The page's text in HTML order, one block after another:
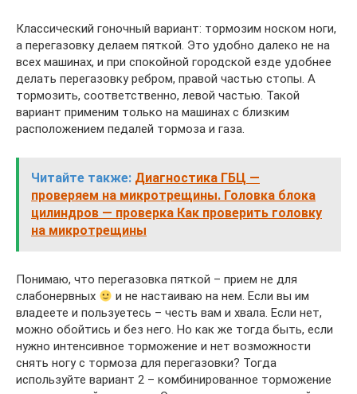
Классический гоночный вариант: тормозим носком ноги,
а перегазовку делаем пяткой. Это удобно далеко не на
всех машинах, и при спокойной городской езде удобнее
делать перегазовку ребром, правой частью стопы. А
тормозить, соответственно, левой частью. Такой
вариант применим только на машинах с близким
расположением педалей тормоза и газа.
Читайте также: Диагностика ГБЦ —
проверяем на микротрещины. Головка блока
цилиндров — проверка Как проверить головку
на микротрещины
Понимаю, что перегазовка пяткой – прием не для
слабонервных
и не настаиваю на нем. Если вы им
владеете и пользуетесь – честь вам и хвала. Если нет,
можно обойтись и без него. Но как же тогда быть, если
нужно интенсивное торможение и нет возможности
снять ногу с тормоза для перегазовки? Тогда
используйте вариант 2 – комбинированное торможение